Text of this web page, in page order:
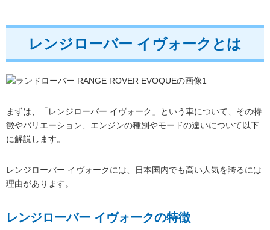
レンジローバー イヴォークとは
まずは、「レンジローバー イヴォーク」という車について、その特
徴やバリエーション、エンジンの種別やモードの違いについて以下
に解説します。
レンジローバー イヴォークには、日本国内でも高い人気を誇るには
理由があります。
レンジローバー イヴォークの特徴